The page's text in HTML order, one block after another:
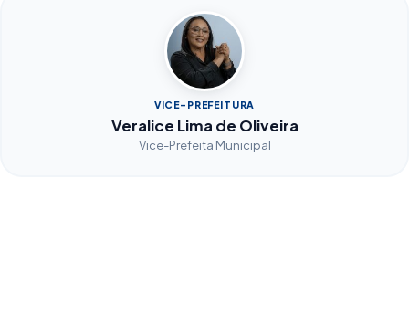
VICE-PREFEITURA
Veralice Lima de Oliveira
Vice-Prefeita Municipal